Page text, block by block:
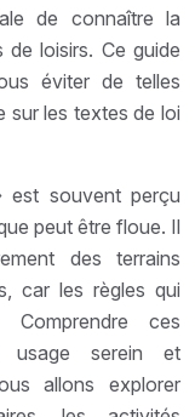
de connaître la
de loisirs. Ce guide
éviter de telles
sur les textes de loi
souvent perçu
peut être floue. Il
des terrains
car les règles qui
Comprendre ces
usage serein et
allons explorer